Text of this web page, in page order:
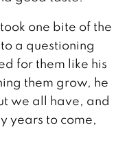
one bite of the
a questioning
for them like his
them grow, he
we all have, and
years to come,